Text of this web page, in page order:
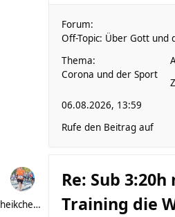
Forum:
Off-Topic: Über Gott und
Thema:
Corona und der Sport
06.08.2026, 13:59
Rufe den Beitrag auf
heikchen007
Re: Sub
Training die